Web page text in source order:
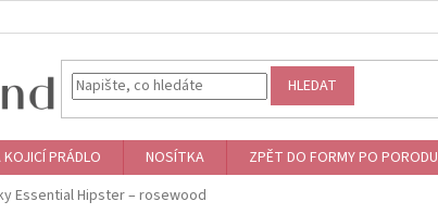
HLEDAT
PRÁDLO NOSÍTKA ZPĚT DO FORMY PO PORODU
Essential Hipster – rosewood